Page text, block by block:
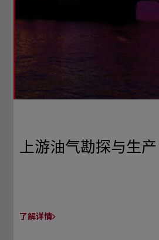
上游油气勘探与生产
了解详情